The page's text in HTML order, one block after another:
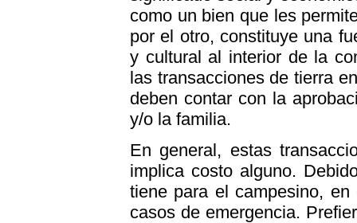
como un bien que les
por el otro, constituye una
y cultural al interior de la
las transacciones de tierra
deben contar con la
y/o la familia.
En general, estas
implica costo alguno.
tiene para el campesino,
casos de emergencia.